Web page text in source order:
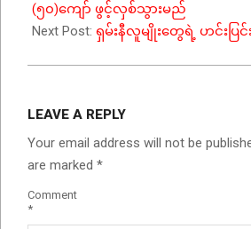
(၅၀)ကျော် ဖွင့်လှစ်သွားမည်
Next Post: ရှမ်းနီလူမျိုးတွေရဲ့ ဟင်းပြင်း
LEAVE A REPLY
Your email address will not be
are marked *
Comment
*